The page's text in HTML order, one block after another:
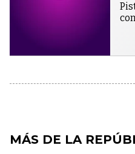
MÁS DE LA